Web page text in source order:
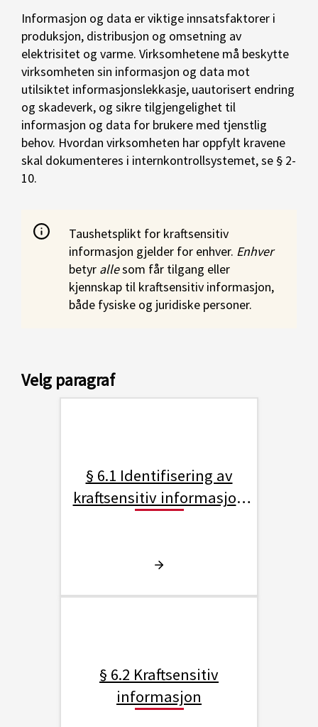
Informasjon og data er viktige innsatsfaktorer i
produksjon, distribusjon og omsetning av
elektrisitet og varme. Virksomhetene må beskytte
virksomheten sin informasjon og data mot
utilsiktet informasjonslekkasje, uautorisert endring
og skadeverk, og sikre tilgjengelighet til
informasjon og data for brukere med tjenstlig
behov. Hvordan virksomheten har oppfylt kravene
skal dokumenteres i internkontrollsystemet, se § 2-
10.
Taushetsplikt for kraftsensitiv
informasjon gjelder for enhver. Enhver
betyr allesom får tilgang eller
kjennskap til kraftsensitiv informasjon,
både fysiske og juridiske personer.
Velg paragraf
§ 6.1 Identifisering av
kraftsensitiv informasjon
§ 6.2 Kraftsensitiv
informasjon